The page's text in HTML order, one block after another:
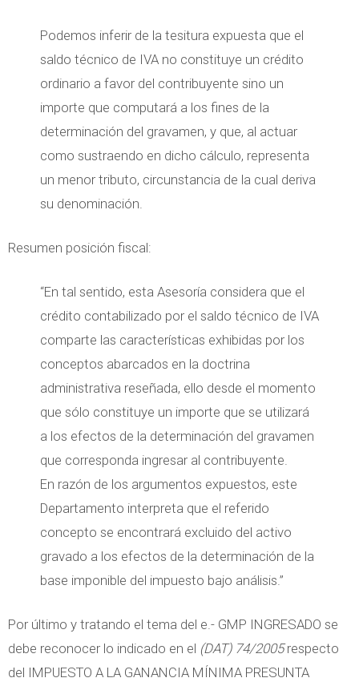
Podemos inferir de la tesitura expuesta que el
saldo técnico de IVA no constituye un crédito
ordinario a favor del contribuyente sino un
importe que computará a los fines de la
determinación del gravamen, y que, al actuar
como sustraendo en dicho cálculo, representa
un menor tributo, circunstancia de la cual deriva
su denominación.
Resumen posición fiscal:
“En tal sentido, esta Asesoría considera que el
crédito contabilizado por el saldo técnico de IVA
comparte las características exhibidas por los
conceptos abarcados en la doctrina
administrativa reseñada, ello desde el momento
que sólo constituye un importe que se utilizará
a los efectos de la determinación del gravamen
que corresponda ingresar al contribuyente.
En razón de los argumentos expuestos, este
Departamento interpreta que el referido
concepto se encontrará excluido del activo
gravado a los efectos de la determinación de la
base imponible del impuesto bajo análisis.”
Por último y tratando el tema del e.- GMP INGRESADO se
debe reconocer lo indicado en el (DAT) 74/2005respecto
del IMPUESTO A LA GANANCIA MÍNIMA PRESUNTA